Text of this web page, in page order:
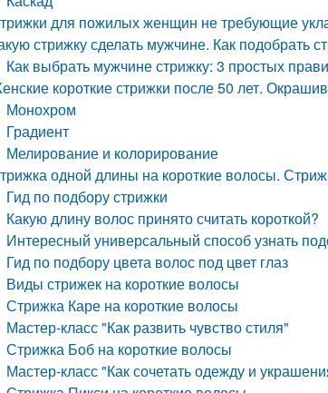
для пожилых женщин не требующие
стрижку сделать мужчине. Как подобрать
Как выбрать мужчине стрижку: 3 простых
короткие стрижки после 50 лет.
Монохром
Градиент
Мелирование и колорирование
одной длины на короткие волосы.
Гид по подбору стрижки
Какую длину волос принято считать короткой?
Интересный универсальный способ узнать
Гид по подбору цвета волос под цвет глаз
Виды стрижек на короткие волосы
Стрижка Каре на короткие волосы
Мастер-класс "Как развить чувство стиля"
Стрижка Боб на короткие волосы
Мастер-класс "Как сочетать одежду и